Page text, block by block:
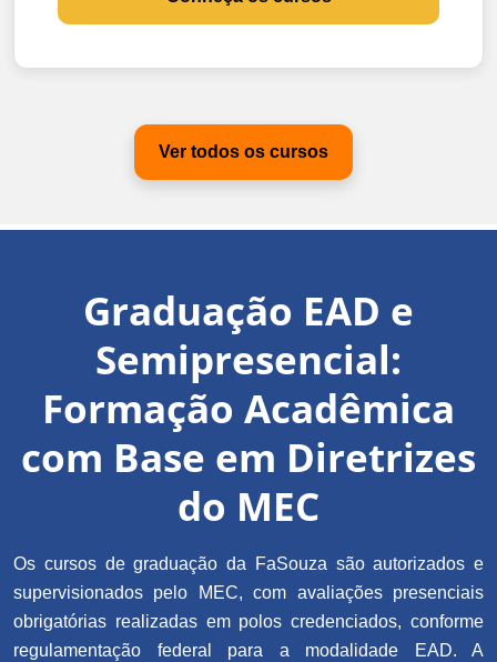
Ver todos os cursos
Graduação EAD e
Semipresencial:
Formação Acadêmica
com Base em Diretrizes
do MEC
Os cursos de graduação da FaSouza são autorizados e
supervisionados pelo MEC, com avaliações presenciais
obrigatórias realizadas em polos credenciados, conforme
regulamentação federal para a modalidade EAD. A